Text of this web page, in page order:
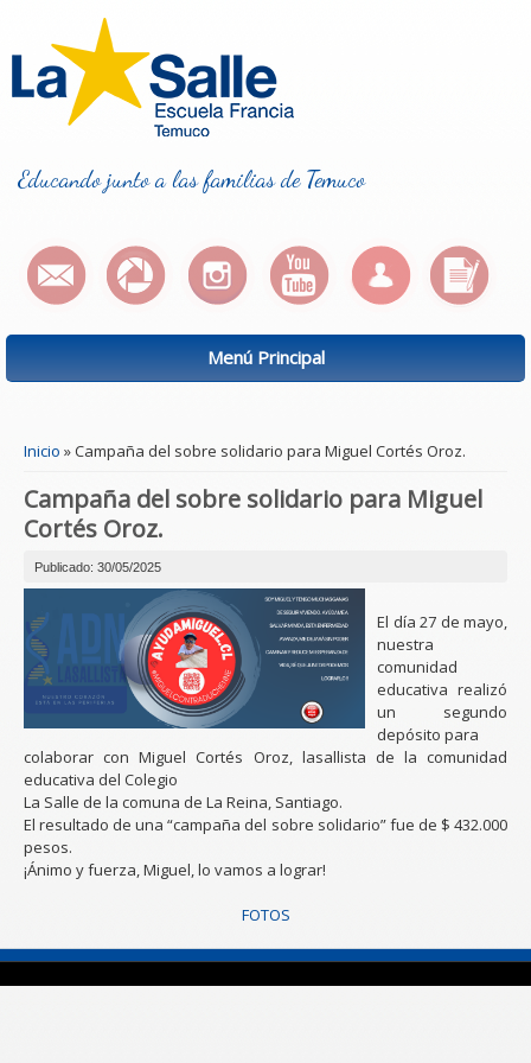
Educando junto a las familias de Temuco
Menú Principal
Inicio » Campaña del sobre solidario para Miguel Cortés Oroz.
Campaña del sobre solidario para Miguel
Cortés Oroz.
Publicado: 30/05/2025
El día 27 de mayo,
nuestra
comunidad
educativa realizó
un segundo
depósito para
colaborar con Miguel Cortés Oroz, lasallista de la comunidad
educativa del Colegio
La Salle de la comuna de La Reina, Santiago.
El resultado de una “campaña del sobre solidario” fue de $ 432.000
pesos.
¡Ánimo y fuerza, Miguel, lo vamos a lograr!
FOTOS